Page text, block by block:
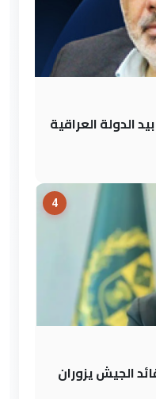
الدولة العراقية
4
الجيش يزوران